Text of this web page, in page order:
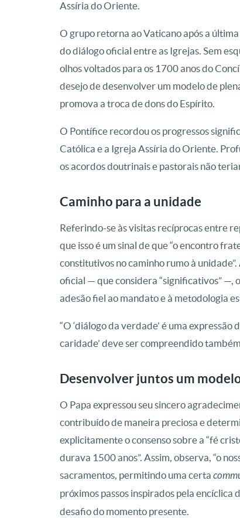
Assíria do Oriente.
O grupo retorna ao Vaticano após a
do diálogo oficial entre as Igrejas. Sem
olhos voltados para os 1700 anos do
desejo de desenvolver um modelo de
promova a troca de dons do Espírito.
O Pontífice recordou os progressos
Católica e a Igreja Assíria do Oriente.
os acordos doutrinais e pastorais não
Caminho para a unidade
Referindo-se às visitas recíprocas entre
que isso é um sinal de que “o encontro
constitutivos no caminho rumo à
oficial — que considera “significativos” —,
adesão fiel ao mandato e à metodologia
“O ‘diálogo da verdade’ é uma expressão
caridade’ deve ser compreendido
Desenvolver juntos um
O Papa expressou seu sincero
contribuído de maneira preciosa e
explicitamente o consenso sobre a “fé
durava 1500 anos”. Assim, observa, “o
sacramentos, permitindo uma certa
próximos passos inspirados pela encíclica
desafio do momento presente.